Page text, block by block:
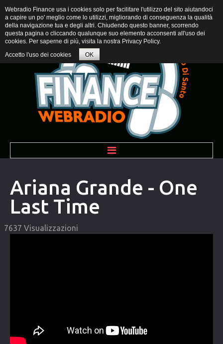
BENVENUTI
PROGRAMMI
COMMUNITY
Ariana Grande - One
Last Time
7637 Visualizzazioni
Webradio Finance usa i cookies solo per facilitare l'utilizzo del sito aiutandoci
a capire un po' meglio come lo utilizzi, migliorando di conseguenza la qualità
della navigazione tua e degli altri. Chiudendo questo banner, scorrendo
questa pagina o cliccando qualunque suo elemento acconsenti all'uso dei
cookies. Per saperne di più, visita la nostra Privacy Policy.
Accetto l'uso dei cookies
OK